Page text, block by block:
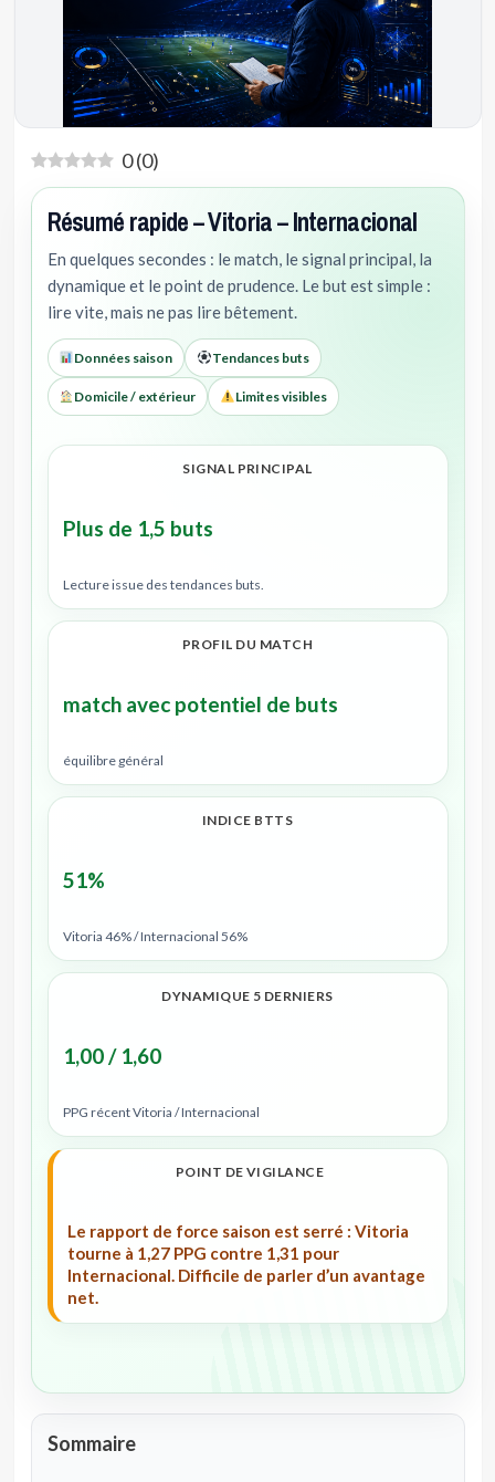
0(0)
Résumé rapide – Vitoria – Internacional
En quelques secondes : le match, le signal principal, la
dynamique et le point de prudence. Le but est simple :
lire vite, mais ne pas lire bêtement.
Données saison Tendances buts
Domicile / extérieur Limites visibles
SIGNAL PRINCIPAL
Plus de 1,5 buts
Lecture issue des tendances buts.
PROFIL DU MATCH
match avec potentiel de buts
équilibre général
INDICE BTTS
51%
Vitoria 46% / Internacional 56%
DYNAMIQUE 5 DERNIERS
1,00 / 1,60
PPG récent Vitoria / Internacional
POINT DE VIGILANCE
Le rapport de force saison est serré : Vitoria
tourne à 1,27 PPG contre 1,31 pour
Internacional. Difficile de parler d’un avantage
net.
Sommaire